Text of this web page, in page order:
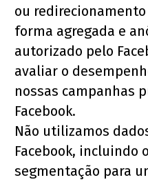
ou
forma agregada e
autorizado pelo
avaliar o
nossas campanhas
Facebook.
Não utilizamos
Facebook, incluindo
segmentação para